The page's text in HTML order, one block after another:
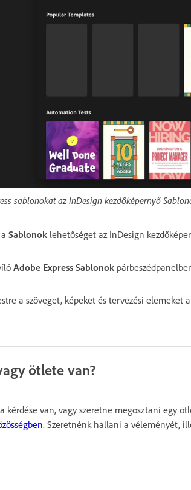
sablonokat az InDesign kezdőképernyő
Sablonok lehetőséget az InDesign
Adobe Express Sablonok
a szöveget, képeket és tervezési
ötlete van?
kérdése van, vagy szeretne megosztani egy
. Szeretnénk hallani a véleményét,